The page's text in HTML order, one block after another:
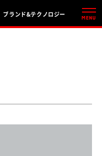
ブランド&テクノロジー